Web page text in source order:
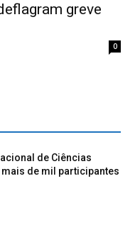
greve
0
de Ciências
de mil participantes